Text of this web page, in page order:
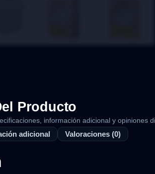
Producto
información adicional y opiniones
adicional Valoraciones (0)